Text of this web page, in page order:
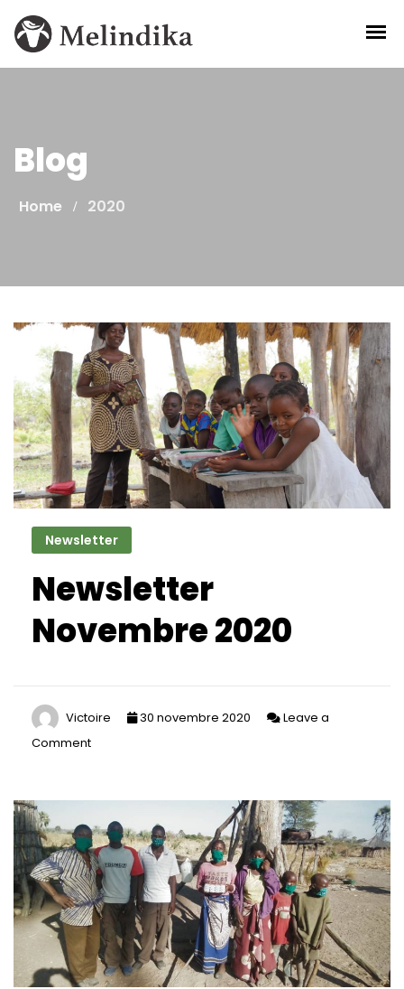
Skip
to
content
Blog
Home 2020
Newsletter
Newsletter
Novembre 2020
Victoire 30 novembre 2020
Leave a
Comment